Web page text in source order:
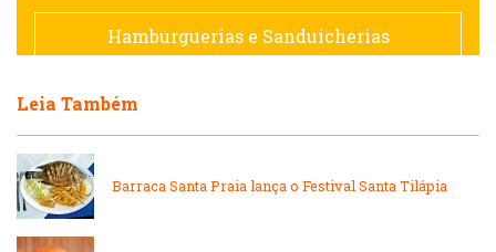
Francesa
Hamburguerias e Sanduicherias
Leia Também
Barraca Santa Praia lança o Festival Santa Tilápia